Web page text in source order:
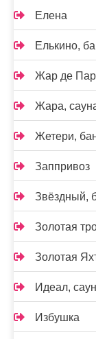
Елена
Елькино,
Жар де
Жара,
Жетери,
Заппривоз
Звёздный,
Золотая
Золотая
Идеал,
Избушка